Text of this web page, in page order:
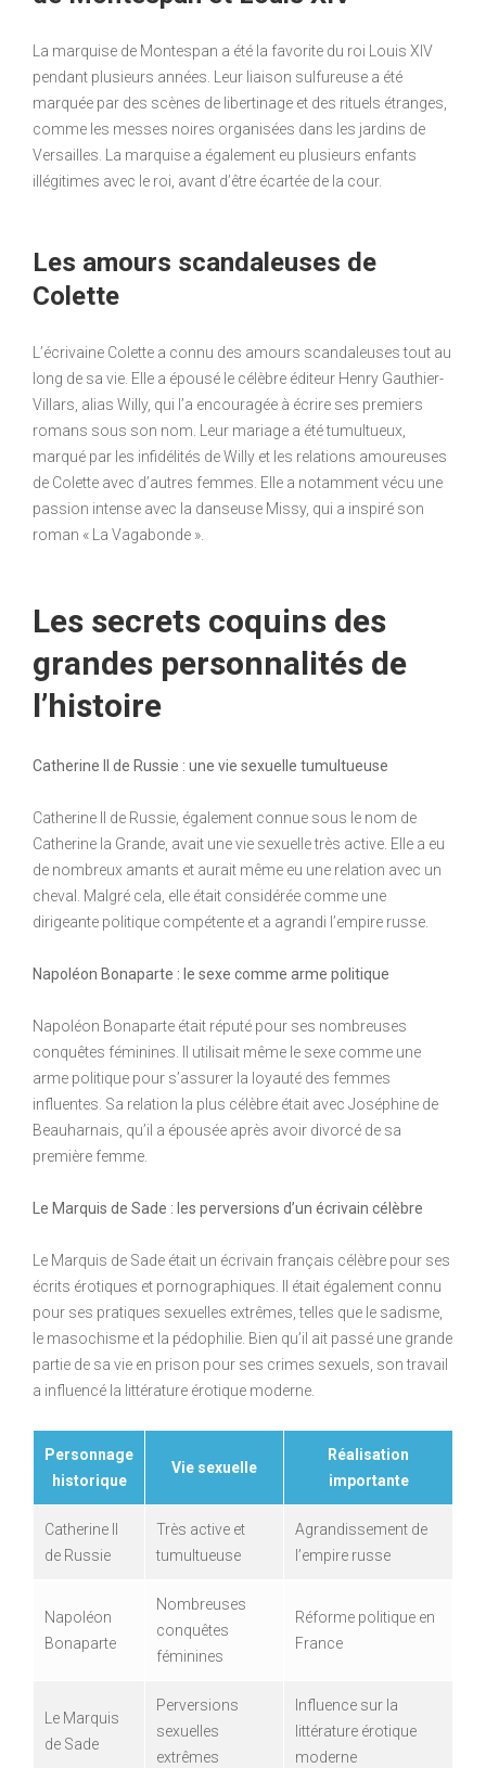
La marquise de Montespan a été la favorite du roi Louis XIV
pendant plusieurs années. Leur liaison sulfureuse a été
marquée par des scènes de libertinage et des rituels étranges,
comme les messes noires organisées dans les jardins de
Versailles. La marquise a également eu plusieurs enfants
illégitimes avec le roi, avant d’être écartée de la cour.
Les amours scandaleuses de
Colette
L’écrivaine Colette a connu des amours scandaleuses tout au
long de sa vie. Elle a épousé le célèbre éditeur Henry Gauthier-
Villars, alias Willy, qui l’a encouragée à écrire ses premiers
romans sous son nom. Leur mariage a été tumultueux,
marqué par les infidélités de Willy et les relations amoureuses
de Colette avec d’autres femmes. Elle a notamment vécu une
passion intense avec la danseuse Missy, qui a inspiré son
roman « La Vagabonde ».
Les secrets coquins des
grandes personnalités de
l’histoire
Catherine II de Russie : une vie sexuelle tumultueuse
Catherine II de Russie, également connue sous le nom de
Catherine la Grande, avait une vie sexuelle très active. Elle a eu
de nombreux amants et aurait même eu une relation avec un
cheval. Malgré cela, elle était considérée comme une
dirigeante politique compétente et a agrandi l’empire russe.
Napoléon Bonaparte : le sexe comme arme politique
Napoléon Bonaparte était réputé pour ses nombreuses
conquêtes féminines. Il utilisait même le sexe comme une
arme politique pour s’assurer la loyauté des femmes
influentes. Sa relation la plus célèbre était avec Joséphine de
Beauharnais, qu’il a épousée après avoir divorcé de sa
première femme.
Le Marquis de Sade : les perversions d’un écrivain célèbre
Le Marquis de Sade était un écrivain français célèbre pour ses
écrits érotiques et pornographiques. Il était également connu
pour ses pratiques sexuelles extrêmes, telles que le sadisme,
le masochisme et la pédophilie. Bien qu’il ait passé une grande
partie de sa vie en prison pour ses crimes sexuels, son travail
a influencé la littérature érotique moderne.
Personnage
historique
Vie sexuelle
Réalisation
importante
Catherine II
de Russie
Très active et
tumultueuse
Agrandissement de
l’empire russe
Napoléon
Bonaparte
Nombreuses
conquêtes
féminines
Réforme politique en
France
Le Marquis
de Sade
Perversions
sexuelles
extrêmes
Influence sur la
littérature érotique
moderne